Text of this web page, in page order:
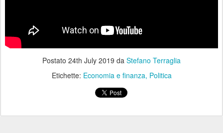
Postato 24th July 2019 da Stefano Terraglia
Etichette: Economia e finanza Politica